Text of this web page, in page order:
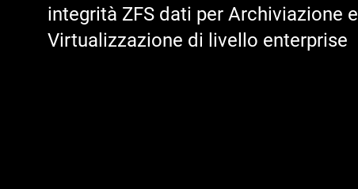
integrità ZFS dati per Archiviazione e
Virtualizzazione di livello enterprise